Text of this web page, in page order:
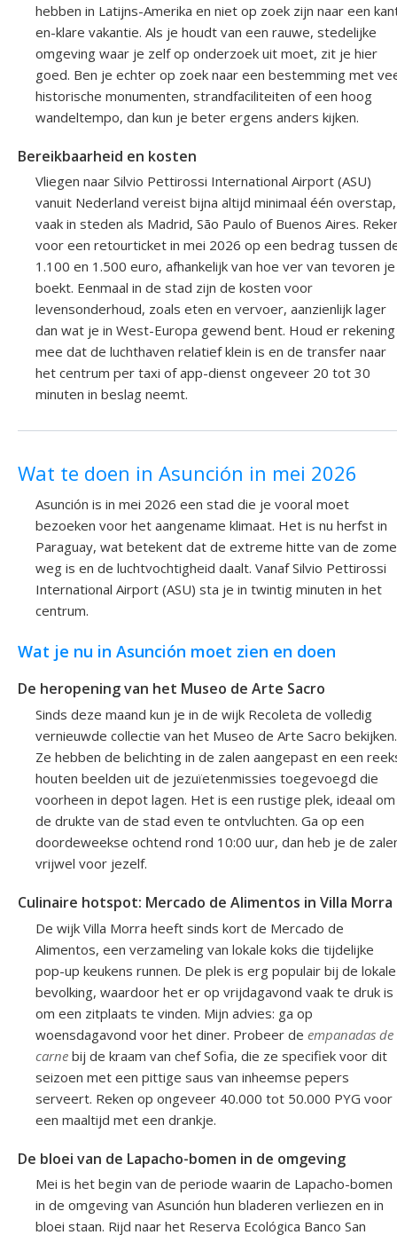
hebben in Latijns-Amerika en niet op zoek zijn naar een
en-klare vakantie. Als je houdt van een rauwe, stedelijke
omgeving waar je zelf op onderzoek uit moet, zit je hier
goed. Ben je echter op zoek naar een bestemming met
historische monumenten, strandfaciliteiten of een hoog
wandeltempo, dan kun je beter ergens anders kijken.
Bereikbaarheid en kosten
Vliegen naar Silvio Pettirossi International Airport (ASU)
vanuit Nederland vereist bijna altijd minimaal één overstap,
vaak in steden als Madrid, São Paulo of Buenos Aires.
voor een retourticket in mei 2026 op een bedrag tussen
1.100 en 1.500 euro, afhankelijk van hoe ver van tevoren je
boekt. Eenmaal in de stad zijn de kosten voor
levensonderhoud, zoals eten en vervoer, aanzienlijk lager
dan wat je in West-Europa gewend bent. Houd er rekening
mee dat de luchthaven relatief klein is en de transfer naar
het centrum per taxi of app-dienst ongeveer 20 tot 30
minuten in beslag neemt.
Wat te doen in Asunción in mei 2026
Asunción is in mei 2026 een stad die je vooral moet
bezoeken voor het aangename klimaat. Het is nu herfst in
Paraguay, wat betekent dat de extreme hitte van de
weg is en de luchtvochtigheid daalt. Vanaf Silvio Pettirossi
International Airport (ASU) sta je in twintig minuten in het
centrum.
Wat je nu in Asunción moet zien en doen
De heropening van het Museo de Arte Sacro
Sinds deze maand kun je in de wijk Recoleta de volledig
vernieuwde collectie van het Museo de Arte Sacro bekijken.
Ze hebben de belichting in de zalen aangepast en een
houten beelden uit de jezuïetenmissies toegevoegd die
voorheen in depot lagen. Het is een rustige plek, ideaal om
de drukte van de stad even te ontvluchten. Ga op een
doordeweekse ochtend rond 10:00 uur, dan heb je de
vrijwel voor jezelf.
Culinaire hotspot: Mercado de Alimentos in Villa Morra
De wijk Villa Morra heeft sinds kort de Mercado de
Alimentos, een verzameling van lokale koks die tijdelijke
pop-up keukens runnen. De plek is erg populair bij de lokale
bevolking, waardoor het er op vrijdagavond vaak te druk is
om een zitplaats te vinden. Mijn advies: ga op
woensdagavond voor het diner. Probeer de empanadas de
carne bij de kraam van chef Sofia, die ze specifiek voor dit
seizoen met een pittige saus van inheemse pepers
serveert. Reken op ongeveer 40.000 tot 50.000 PYG voor
een maaltijd met een drankje.
De bloei van de Lapacho-bomen in de omgeving
Mei is het begin van de periode waarin de Lapacho-bomen
in de omgeving van Asunción hun bladeren verliezen en in
bloei staan. Rijd naar het Reserva Ecológica Banco San